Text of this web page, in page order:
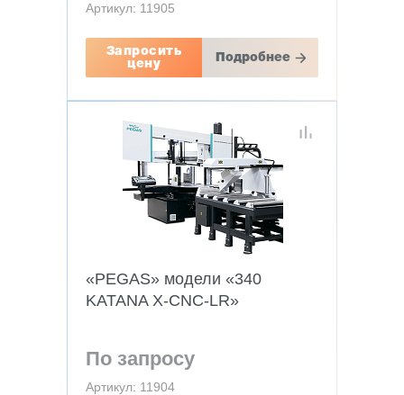
Артикул: 11905
Запросить
цену
Подробнее
«PEGAS» модели «340
KATANA X-CNC-LR»
По запросу
Артикул: 11904